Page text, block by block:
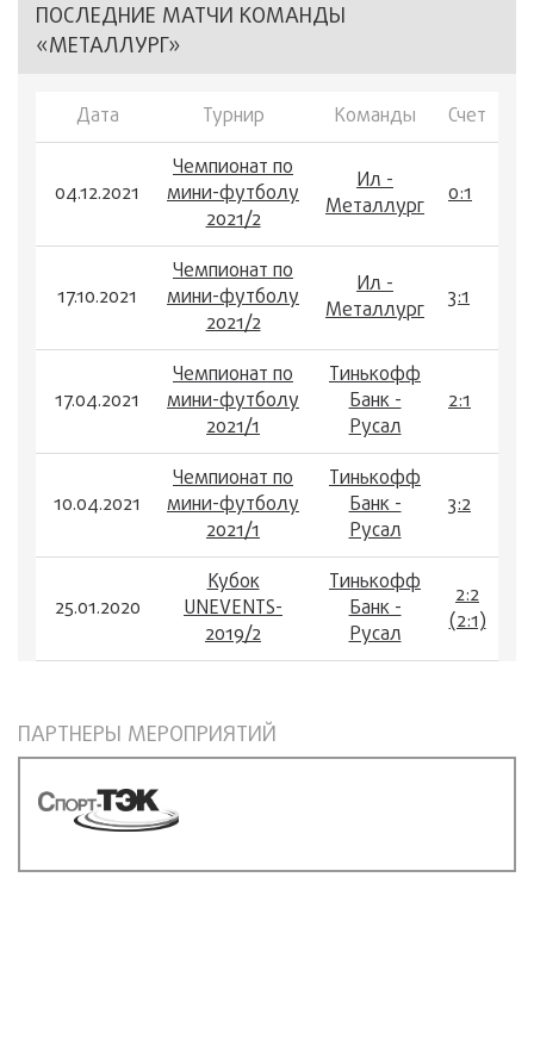
ПОСЛЕДНИЕ МАТЧИ КОМАНДЫ
«МЕТАЛЛУРГ»
Дата Турнир Команды Счет
04.12.2021
Чемпионат по
мини-футболу
2021/2
Ил -
Металлург
0:1
17.10.2021
Чемпионат по
мини-футболу
2021/2
Ил -
Металлург
3:1
17.04.2021
Чемпионат по
мини-футболу
2021/1
Тинькофф
Банк -
Русал
2:1
10.04.2021
Чемпионат по
мини-футболу
2021/1
Тинькофф
Банк -
Русал
3:2
25.01.2020
Кубок
UNEVENTS-
2019/2
Тинькофф
Банк -
Русал
2:2
(2:1)
ПАРТНЕРЫ МЕРОПРИЯТИЙ